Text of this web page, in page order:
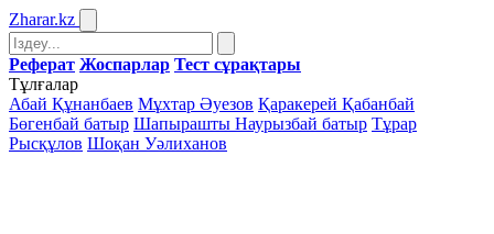
Zharar.kz
Реферат Жоспарлар Тест сұрақтары
Тұлғалар
Абай Құнанбаев Мұхтар Әуезов Қаракерей Қабанбай
Бөгенбай батыр Шапырашты Наурызбай батыр Тұрар
Рысқұлов Шоқан Уәлиханов